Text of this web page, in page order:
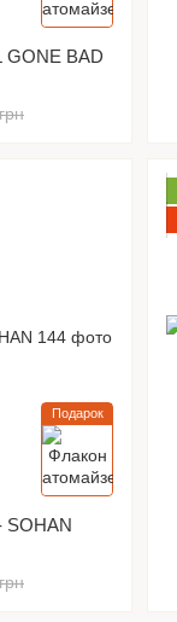
GONE BAD
Подарок
SOHAN